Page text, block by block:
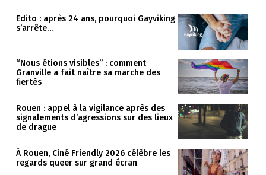
Edito : après 24 ans, pourquoi Gayviking
s’arrête…
“Nous étions visibles” : comment
Granville a fait naître sa marche des
fiertés
Rouen : appel à la vigilance après des
signalements d’agressions sur des lieux
de drague
À Rouen, Ciné Friendly 2026 célèbre les
regards queer sur grand écran